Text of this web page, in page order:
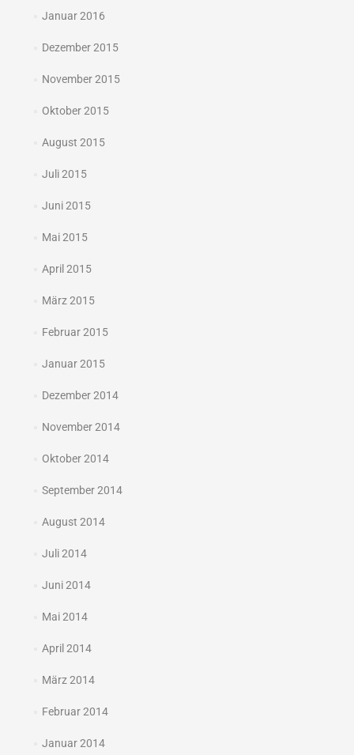
Januar 2016
Dezember 2015
November 2015
Oktober 2015
August 2015
Juli 2015
Juni 2015
Mai 2015
April 2015
März 2015
Februar 2015
Januar 2015
Dezember 2014
November 2014
Oktober 2014
September 2014
August 2014
Juli 2014
Juni 2014
Mai 2014
April 2014
März 2014
Februar 2014
Januar 2014